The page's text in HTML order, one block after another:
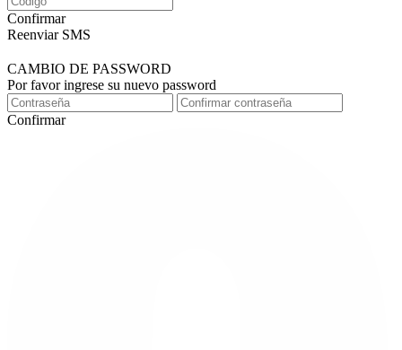
Confirmar
Reenviar SMS
CAMBIO DE PASSWORD
Por favor ingrese su nuevo password
Confirmar